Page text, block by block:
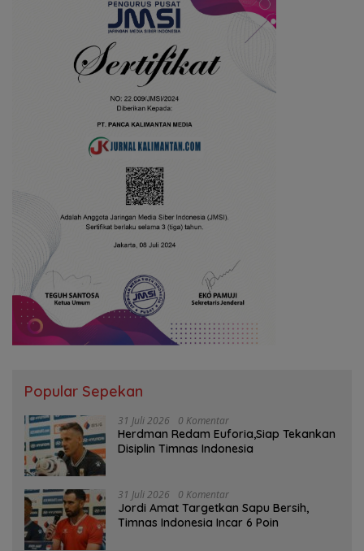
Popular Sepekan
31 Juli 2026 0 Komentar
Herdman Redam Euforia,Siap Tekankan
Disiplin Timnas Indonesia
31 Juli 2026 0 Komentar
Jordi Amat Targetkan Sapu Bersih,
Timnas Indonesia Incar 6 Poin